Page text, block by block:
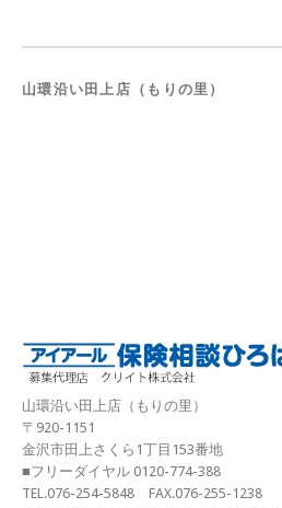
山環沿い田上店（もりの里）
山環沿い田上店（もりの里）
〒920-1151
金沢市田上さくら1丁目153番地
■フリーダイヤル 0120-774-388
TEL.076-254-5848 FAX.076-255-1238